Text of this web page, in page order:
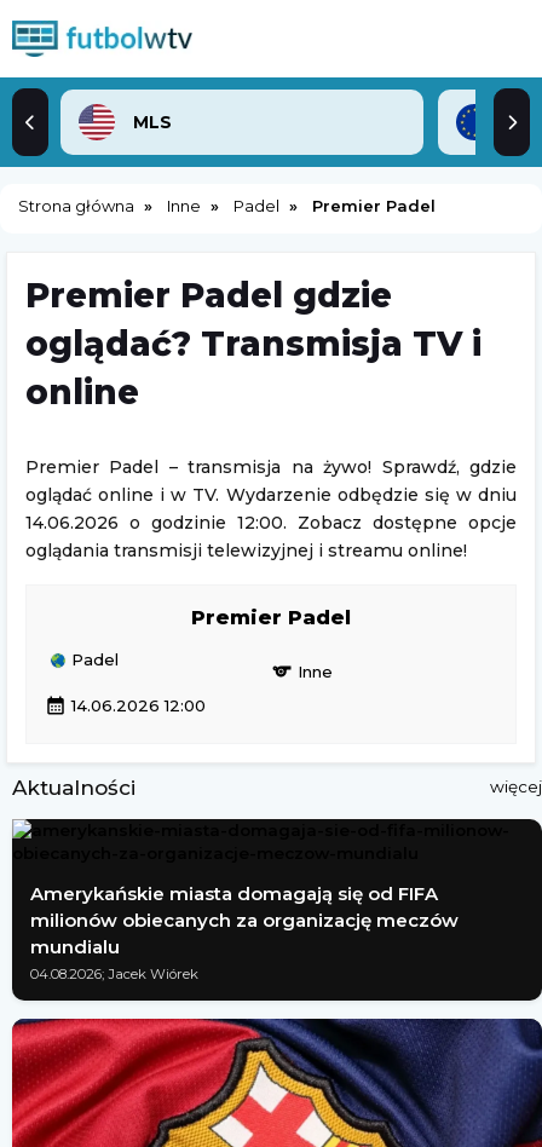
MLS
Strona główna Inne Padel Premier Padel
Premier Padel gdzie
oglądać? Transmisja TV i
online
Premier Padel – transmisja na żywo! Sprawdź, gdzie
oglądać online i w TV. Wydarzenie odbędzie się w dniu
14.06.2026 o godzinie 12:00. Zobacz dostępne opcje
oglądania transmisji telewizyjnej i streamu online!
Premier Padel
Padel
sports Inne
calendar_month 14.06.2026 12:00
Aktualności więcej
Amerykańskie miasta domagają się od FIFA
milionów obiecanych za organizację meczów
mundialu
04.08.2026; Jacek Wiórek